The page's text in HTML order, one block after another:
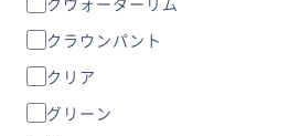
クラウンパント
クリア
グリーン